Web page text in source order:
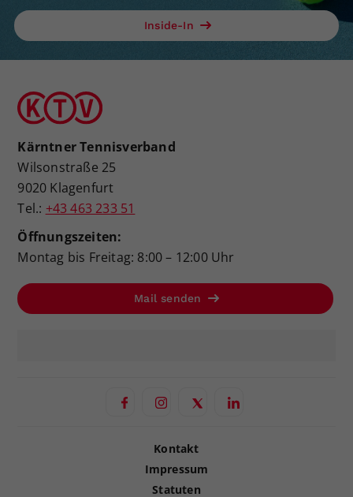
Inside-In
Kärntner Tennisverband
Wilsonstraße 25
9020 Klagenfurt
Tel.: +43 463 233 51
Öffnungszeiten:
Montag bis Freitag: 8:00 – 12:00 Uhr
Mail senden
Kontakt
Impressum
Statuten